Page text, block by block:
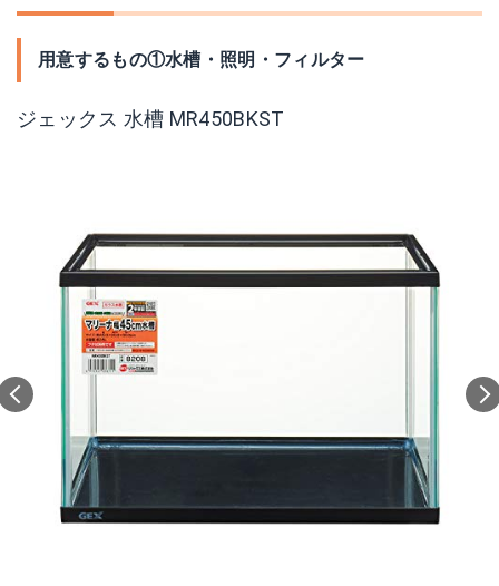
用意するもの①水槽・照明・フィルター
ジェックス 水槽 MR450BKST